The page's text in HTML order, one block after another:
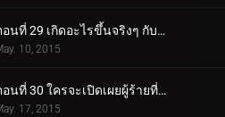
ตอนที่ 29 เกิดอะไรขึ้นจริงๆ กับการปล้น?
10, 2015
ตอนที่ 30 ใครจะเปิดเผยผู้ร้ายที่แท้จริง?
17, 2015